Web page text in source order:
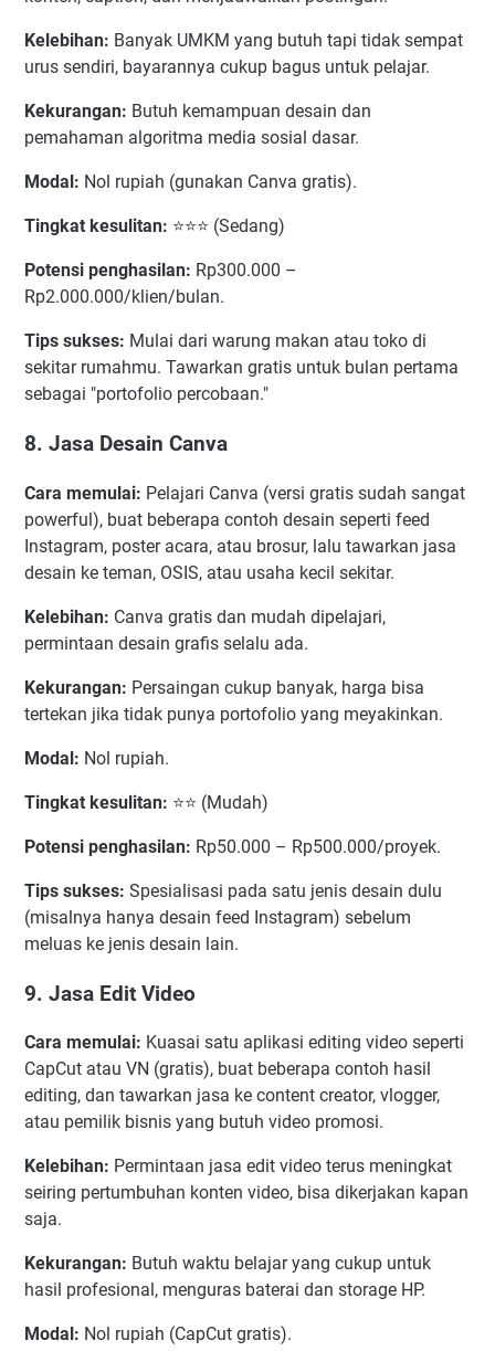
Kelebihan: Banyak UMKM yang butuh tapi tidak sempat
urus sendiri, bayarannya cukup bagus untuk pelajar.
Kekurangan: Butuh kemampuan desain dan
pemahaman algoritma media sosial dasar.
Modal: Nol rupiah (gunakan Canva gratis).
Tingkat kesulitan: ⭐⭐⭐ (Sedang)
Potensi penghasilan: Rp300.000 –
Rp2.000.000/klien/bulan.
Tips sukses: Mulai dari warung makan atau toko di
sekitar rumahmu. Tawarkan gratis untuk bulan pertama
sebagai "portofolio percobaan."
8. Jasa Desain Canva
Cara memulai: Pelajari Canva (versi gratis sudah sangat
powerful), buat beberapa contoh desain seperti feed
Instagram, poster acara, atau brosur, lalu tawarkan jasa
desain ke teman, OSIS, atau usaha kecil sekitar.
Kelebihan: Canva gratis dan mudah dipelajari,
permintaan desain grafis selalu ada.
Kekurangan: Persaingan cukup banyak, harga bisa
tertekan jika tidak punya portofolio yang meyakinkan.
Modal: Nol rupiah.
Tingkat kesulitan: ⭐⭐ (Mudah)
Potensi penghasilan: Rp50.000 – Rp500.000/proyek.
Tips sukses: Spesialisasi pada satu jenis desain dulu
(misalnya hanya desain feed Instagram) sebelum
meluas ke jenis desain lain.
9. Jasa Edit Video
Cara memulai: Kuasai satu aplikasi editing video seperti
CapCut atau VN (gratis), buat beberapa contoh hasil
editing, dan tawarkan jasa ke content creator, vlogger,
atau pemilik bisnis yang butuh video promosi.
Kelebihan: Permintaan jasa edit video terus meningkat
seiring pertumbuhan konten video, bisa dikerjakan kapan
saja.
Kekurangan: Butuh waktu belajar yang cukup untuk
hasil profesional, menguras baterai dan storage HP.
Modal: Nol rupiah (CapCut gratis).